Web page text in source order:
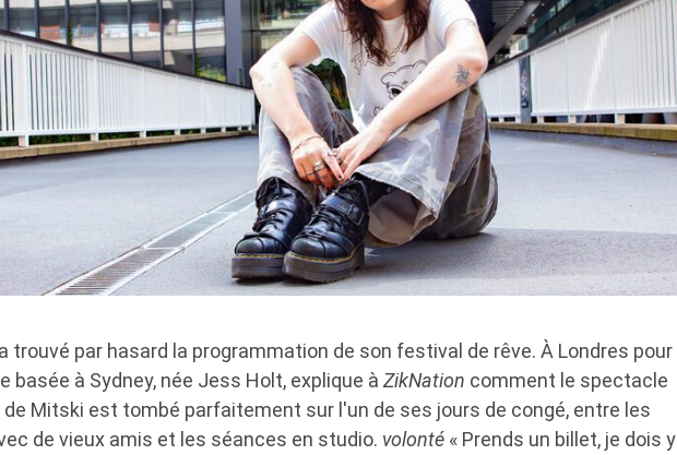
trouvé par hasard la programmation de son festival de rêve. À Londres pour
basée à Sydney, née Jess Holt, explique à ZikNation comment le spectacle
Mitski est tombé parfaitement sur l'un de ses jours de congé, entre les
de vieux amis et les séances en studio. volonté « Prends un billet, je dois y